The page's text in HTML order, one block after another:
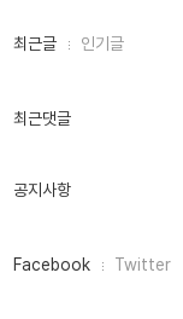
최
인
최근글 인기글
최근댓글
공지사항
페
Facebook Twitter